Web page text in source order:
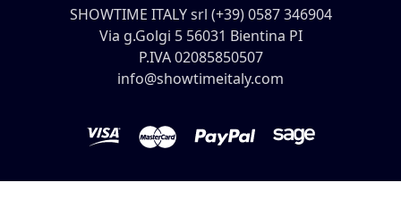
SHOWTIME ITALY srl (+39) 0587 346904
Via g.Golgi 5 56031 Bientina PI
P.IVA 02085850507
info@showtimeitaly.com